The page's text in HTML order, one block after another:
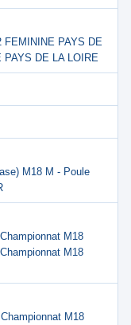
FEMININE PAYS DE
PAYS DE LA LOIRE
M18 M - Poule
M18
M18
M18